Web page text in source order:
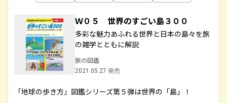
Ｗ０５ 世界のすごい島３００
多彩な魅力あふれる世界と日本の島々を旅
の雑学とともに解説
旅の図鑑
2021.05.27 発売
「地球の歩き方」図鑑シリーズ第５弾は世界の「島」！